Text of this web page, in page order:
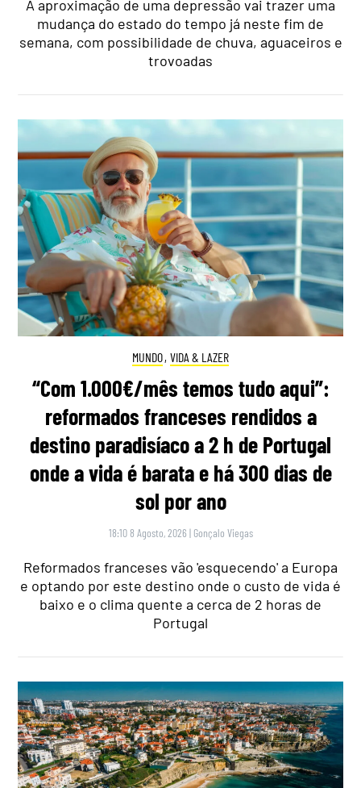
A aproximação de uma depressão vai trazer uma
mudança do estado do tempo já neste fim de
semana, com possibilidade de chuva, aguaceiros e
trovoadas
MUNDO, VIDA & LAZER
“Com 1.000€/mês temos tudo aqui”:
reformados franceses rendidos a
destino paradisíaco a 2 h de Portugal
onde a vida é barata e há 300 dias de
sol por ano
18:10 8 Agosto, 2026 | Gonçalo Viegas
Reformados franceses vão 'esquecendo' a Europa
e optando por este destino onde o custo de vida é
baixo e o clima quente a cerca de 2 horas de
Portugal